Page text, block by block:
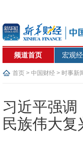
频道首页 宏观
首页 > 中国财经 > 时事新
习近平强调
民族伟大